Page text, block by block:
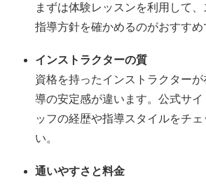
まずは体験レッスンを利用して
指導方針を確かめるのがおすすめ
インストラクターの質
資格を持ったインストラクター
導の安定感が違います。公式サ
ッフの経歴や指導スタイルをチ
い。
通いやすさと料金